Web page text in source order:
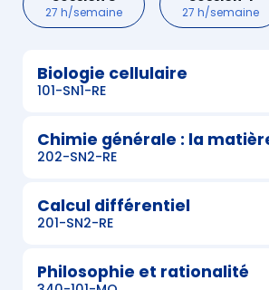
27 h/semaine 27 h/semaine
Biologie cellulaire
101-SN1-RE
Chimie générale : la
202-SN2-RE
Calcul différentiel
201-SN2-RE
Philosophie et rationalité